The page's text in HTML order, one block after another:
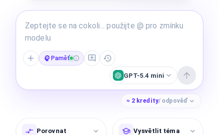
Paměť
GPT-5.4 mini
≈ 2 kredity/ odpověď
Porovnat Vysvětlit téma